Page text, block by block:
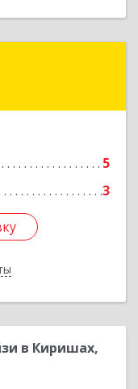
5
3
Подробнее
в Киришах,